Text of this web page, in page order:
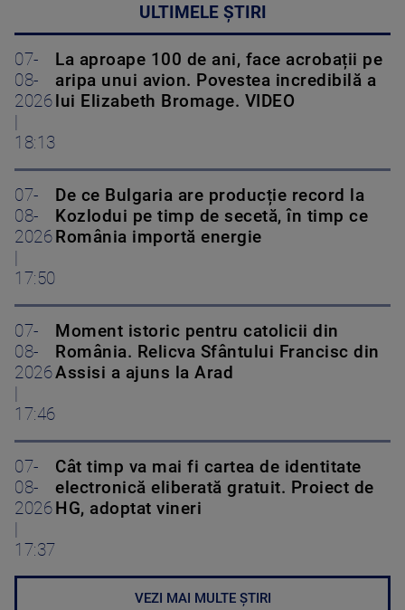
ULTIMELE ȘTIRI
07-
08-
2026
18:13
La aproape 100 de ani, face acrobații pe
aripa unui avion. Povestea incredibilă a
lui Elizabeth Bromage. VIDEO
07-
08-
2026
17:50
De ce Bulgaria are producție record la
Kozlodui pe timp de secetă, în timp ce
România importă energie
07-
08-
2026
17:46
Moment istoric pentru catolicii din
România. Relicva Sfântului Francisc din
Assisi a ajuns la Arad
07-
08-
2026
17:37
Cât timp va mai fi cartea de identitate
electronică eliberată gratuit. Proiect de
HG, adoptat vineri
VEZI MAI MULTE ȘTIRI